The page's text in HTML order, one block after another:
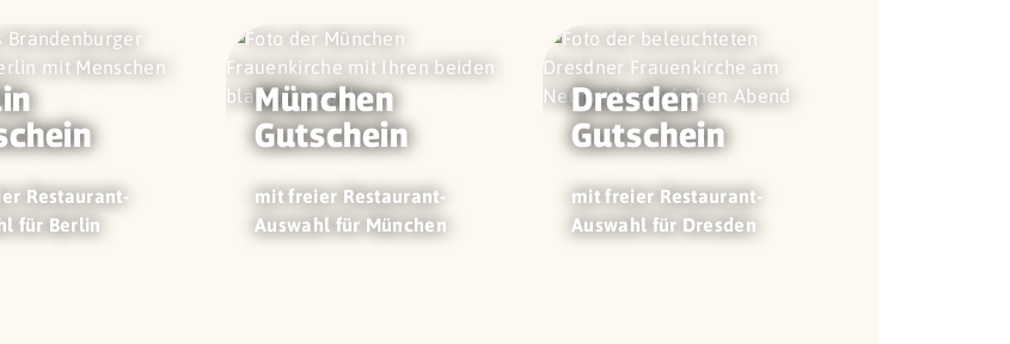
Restaurant-
für Berlin
München
Gutschein
mit freier Restaurant-
Auswahl für München
Dresden
Gutschein
mit freier Restaurant-
Auswahl für Dresden